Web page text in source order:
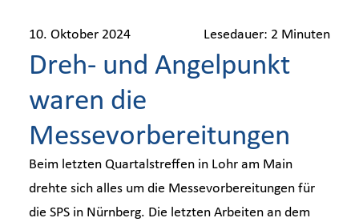
10. Oktober 2024
Lesedauer: 2 Minuten
Dreh- und Angelpunkt
waren die
Messevorbereitungen
Beim letzten Quartalstreffen in Lohr am Main
drehte sich alles um die Messevorbereitungen für
die SPS in Nürnberg. Die letzten Arbeiten an dem
Forschungsverbund
Publikationen